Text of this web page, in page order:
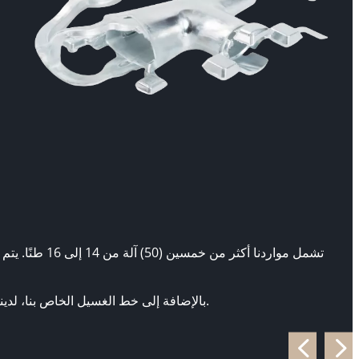
تشمل
بالإضافة إلى خط الغسيل الخاص بنا، لدينا أكثر من 30 آلة مستقلة، تتراوح من 60 طنًا إلى 500 طن. توفر هذه الآلات مصبوبات أكبر وتلك التي تتطلب ضغطًا أعلى ومتطلبات قوة قفل.